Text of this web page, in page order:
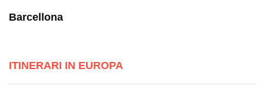
Barcellona
ITINERARI IN EUROPA